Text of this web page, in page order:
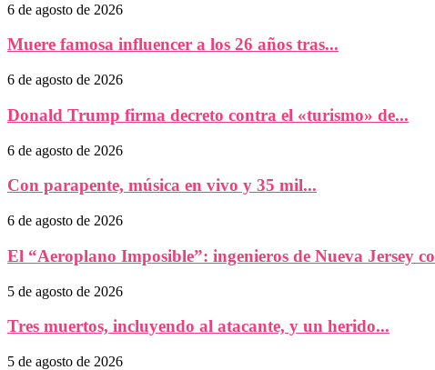
6 de agosto de 2026
Muere famosa influencer a los 26 años tras...
6 de agosto de 2026
Donald Trump firma decreto contra el «turismo» de...
6 de agosto de 2026
Con parapente, música en vivo y 35 mil...
6 de agosto de 2026
El “Aeroplano Imposible”: ingenieros de Nueva Jersey
5 de agosto de 2026
Tres muertos, incluyendo al atacante, y un herido...
5 de agosto de 2026